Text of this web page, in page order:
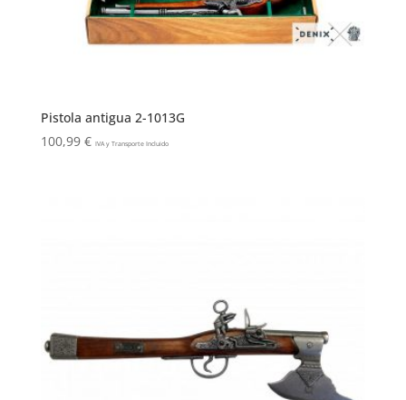
Pistola antigua 2-1013G
100,99 € IVA y Transporte Incluido